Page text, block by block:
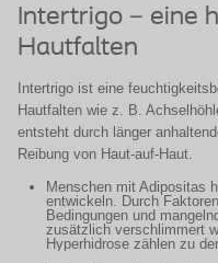
Intertrigo – eine
Hautfalten
Intertrigo ist eine
Hautfalten wie z. B.
entsteht durch länger
Reibung von Haut-auf-Haut.
Menschen mit Adipositas
entwickeln. Durch
Bedingungen und
zusätzlich verschlimmert
Hyperhidrose zählen zu